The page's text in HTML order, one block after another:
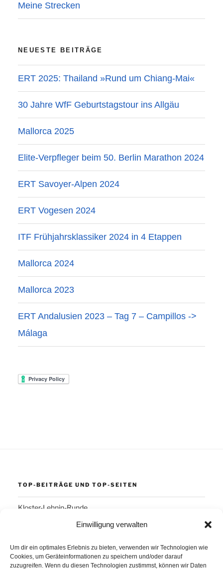
Einwilligung verwalten
Um dir ein optimales Erlebnis zu bieten, verwenden wir Technologien wie
Cookies, um Geräteinformationen zu speichern und/oder darauf
zuzugreifen. Wenn du diesen Technologien zustimmst, können wir Daten
Meine Strecken
NEUESTE BEITRÄGE
ERT 2025: Thailand »Rund um Chiang-Mai«
30 Jahre WfF Geburtstagstour ins Allgäu
Mallorca 2025
Elite-Verpfleger beim 50. Berlin Marathon 2024
ERT Savoyer-Alpen 2024
ERT Vogesen 2024
ITF Frühjahrsklassiker 2024 in 4 Etappen
Mallorca 2024
Mallorca 2023
ERT Andalusien 2023 – Tag 7 – Campillos ->
Málaga
TOP-BEITRÄGE UND TOP-SEITEN
Kloster-Lehnin-Runde
Arber Daum Ergo 8i ErgoPlanet Frühsport